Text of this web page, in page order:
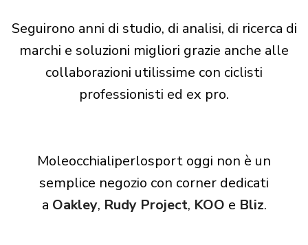
Seguirono anni di studio, di analisi, di ricerca di
marchi e soluzioni migliori grazie anche alle
collaborazioni utilissime con ciclisti
professionisti ed ex pro.
Moleocchialiperlosport oggi non è un
semplice negozio con corner dedicati
a Oakley, Rudy Project, KOO e Bliz.